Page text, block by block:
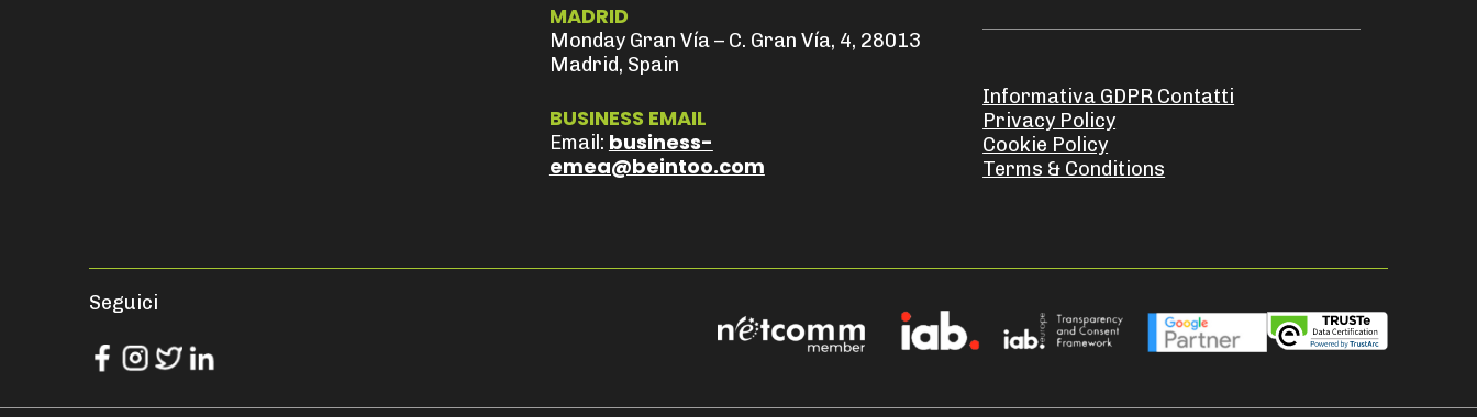
MADRID
Monday Gran Vía – C. Gran Vía, 4, 28013
Madrid, Spain
BUSINESS EMAIL
Email: business-
emea@beintoo.com
Informativa GDPR Contatti
Privacy Policy
Cookie Policy
Terms & Conditions
Seguici